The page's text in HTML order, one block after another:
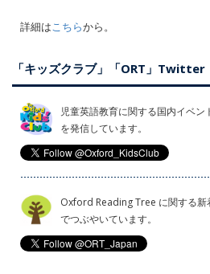
詳細はこちらから。
「キッズクラブ」「ORT」Twitter
児童英語教育に関する国内イベ
を発信しています。
Oxford Reading Tree に関する新
でつぶやいています。